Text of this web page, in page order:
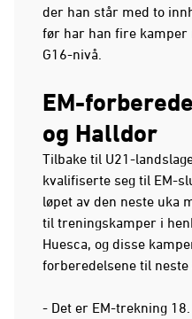
der han står med to
før har han fire kamper
G16-nivå.
EM-
og Halldor
Tilbake til U21-
kvalifiserte seg til EM-
løpet av den neste uka
til treningskamper i
Huesca, og disse
forberedelsene til neste
- Det er EM-trekning